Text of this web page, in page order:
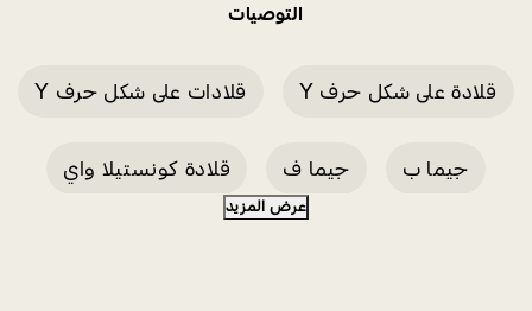
التوصيات
قلادة على شكل حرف Y قلادات على شكل حرف Y
جيما ب جيما ف قلادة كونستيلا واي
عرض المزيد